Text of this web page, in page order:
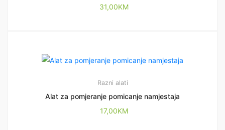
31,00KM
Razni alati
Alat za pomjeranje pomicanje namjestaja
17,00KM